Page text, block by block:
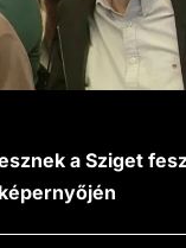
a Sziget